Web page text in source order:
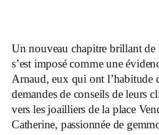
Un nouveau chapitre brillant
s’est imposé comme une
Arnaud, eux qui ont l’habitude
demandes de conseils de leurs
vers les joailliers de la place
Catherine, passionnée de